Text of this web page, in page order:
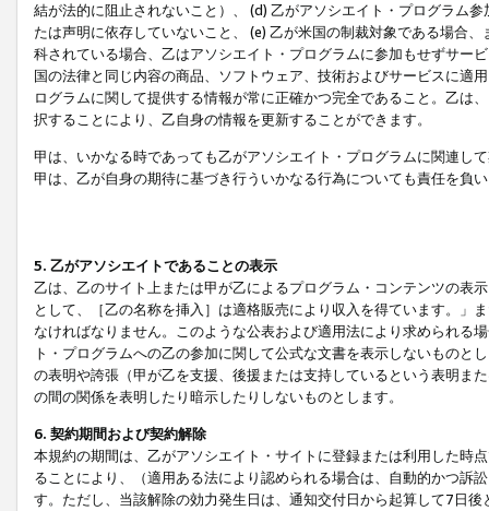
結が法的に阻止されないこと）、 (d) 乙がアソシエイト・プログラム
たは声明に依存していないこと、 (e) 乙が米国の制裁対象である場合
科されている場合、乙はアソシエイト・プログラムに参加もせずサー
国の法律と同じ内容の商品、ソフトウェア、技術およびサービスに適
ログラムに関して提供する情報が常に正確かつ完全であること。乙は
択することにより、乙自身の情報を更新することができます。
甲は、いかなる時であっても乙がアソシエイト・プログラムに関連し
甲は、乙が自身の期待に基づき行ういかなる行為についても責任を負
5. 乙がアソシエイトであることの表示
乙は、乙のサイト上または甲が乙によるプログラム・コンテンツの表
として、［乙の名称を挿入］は適格販売により収入を得ています。」
なければなりません。このような公表および適用法により求められる
ト・プログラムへの乙の参加に関して公式な文書を表示しないもの
の表明や誇張（甲が乙を支援、後援または支持しているという表明ま
の間の関係を表明したり暗示したりしないものとします。
6. 契約期間および契約解除
本規約の期間は、乙がアソシエイト・サイトに登録または利用した時
ることにより、（適用ある法により認められる場合は、自動的かつ訴
す。ただし、当該解除の効力発生日は、通知交付日から起算して7日